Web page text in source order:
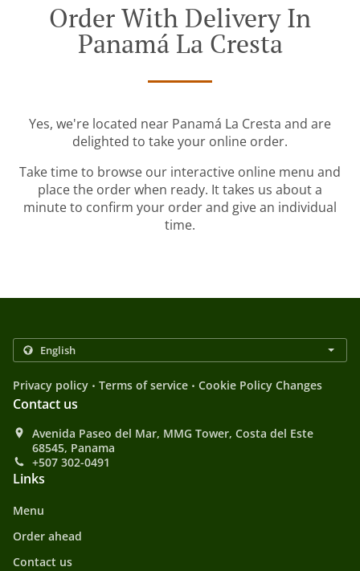
Order With Delivery In
Panamá La Cresta
Yes, we're located near Panamá La Cresta and are
delighted to take your online order.
Take time to browse our interactive online menu and
place the order when ready. It takes us about a
minute to confirm your order and give an individual
time.
Privacy policy . Terms of service . Cookie Policy Changes
Contact us
Avenida Paseo del Mar, MMG Tower, Costa del Este
68545, Panama
+507 302-0491
Links
Menu
Order ahead
Contact us